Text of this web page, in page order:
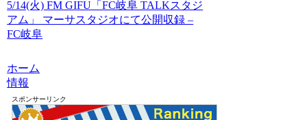
5/14(火) FM GIFU「FC岐阜 TALKスタジ
アム」 マーサスタジオにて公開収録 –
FC岐阜
ホーム
情報
スポンサーリンク